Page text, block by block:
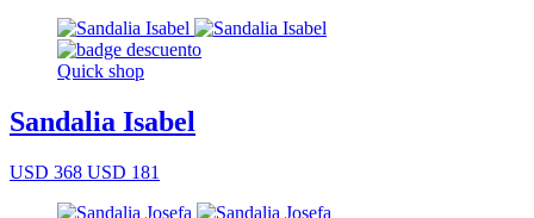
Quick shop
Sandalia Isabel
USD 368 USD 181